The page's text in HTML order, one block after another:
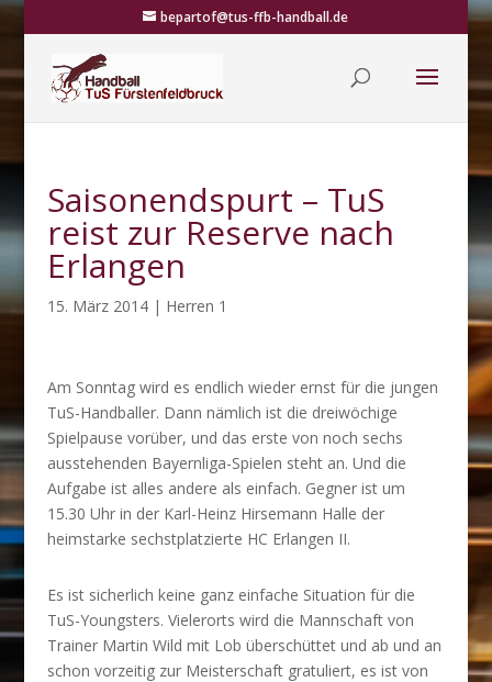
bepartof@tus-ffb-handball.de
Saisonendspurt – TuS
reist zur Reserve nach
Erlangen
15. März 2014| Herren 1
Am Sonntag wird es endlich wieder ernst für die jungen
TuS-Handballer. Dann nämlich ist die dreiwöchige
Spielpause vorüber, und das erste von noch sechs
ausstehenden Bayernliga-Spielen steht an. Und die
Aufgabe ist alles andere als einfach. Gegner ist um
15.30 Uhr in der Karl-Heinz Hirsemann Halle der
heimstarke sechstplatzierte HC Erlangen II.
Es ist sicherlich keine ganz einfache Situation für die
TuS-Youngsters. Vielerorts wird die Mannschaft von
Trainer Martin Wild mit Lob überschüttet und ab und an
schon vorzeitig zur Meisterschaft gratuliert, es ist von